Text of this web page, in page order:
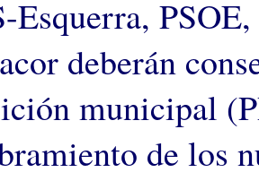
Esquerra,
deberán
municipal
de los